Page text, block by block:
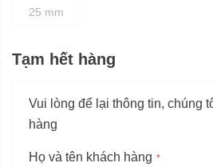
25 mm
Tạm hết hàng
Vui lòng để lại thông tin, chúng
hàng
Họ và tên khách hàng